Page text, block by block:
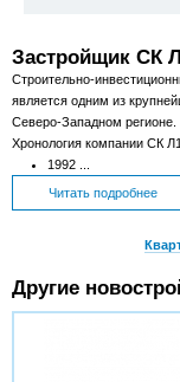
Застройщик СК
Строительно-
является одним из
Северо-Западном регионе.
Хронология компании СК
1992 ...
Читать подробнее
Другие